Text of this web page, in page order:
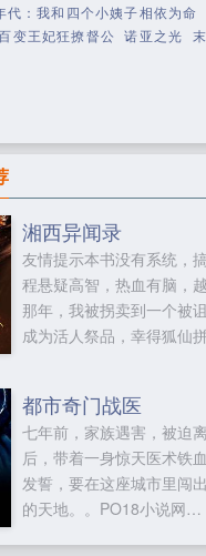
代：我和四个小姨子相依为命
变王妃狂撩督公 诺亚之光
湘西异闻录
友情提示本书没有系统，
程悬疑高智，热血有脑，
那年，我被拐卖到一个被
成为活人祭品，幸得狐仙
蛊，深山赶尸，情动洞女，
手刃鬼王，名震地府。为了
背叛天地各位书友要是觉
还不错的话请不要忘记向
博里的朋友推荐哦！...
都市奇门战医
七年前，家族遇害，被迫
后，带着一身惊天医术铁
发誓，要在这座城市里闯
的天地。。PO18小说网